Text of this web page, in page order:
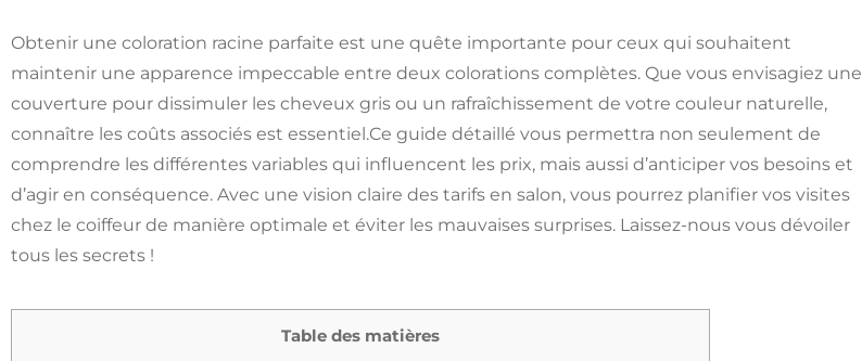
Obtenir une coloration racine parfaite est une quête importante pour ceux qui souhaitent
maintenir une apparence impeccable entre deux colorations complètes. Que vous envisagiez une
couverture pour dissimuler les cheveux gris ou un rafraîchissement de votre couleur naturelle,
connaître les coûts associés est essentiel.Ce guide détaillé vous permettra non seulement de
comprendre les différentes variables qui influencent les prix, mais aussi d’anticiper vos besoins et
d’agir en conséquence. Avec une vision claire des tarifs en salon, vous pourrez planifier vos visites
chez le coiffeur de manière optimale et éviter les mauvaises surprises. Laissez-nous vous dévoiler
tous les secrets !
Table des matières